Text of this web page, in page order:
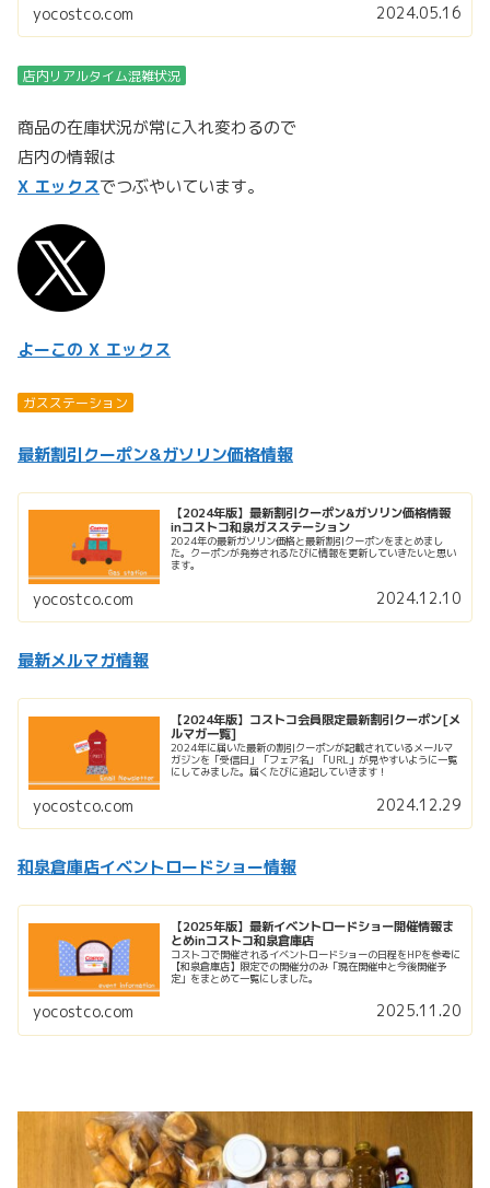
yocostco.com 2024.05.16
店内リアルタイム混雑状況
商品の在庫状況が常に入れ変わるので
店内の情報は
X エックスでつぶやいています。
よーこの X エックス
ガスステーション
最新割引クーポン&ガソリン価格情報
【2024年版】最新割引クーポン&ガソリン価格情報
inコストコ和泉ガスステーション
2024年の最新ガソリン価格と最新割引クーポンをまとめまし
た。クーポンが発券されるたびに情報を更新していきたいと思い
ます。
yocostco.com 2024.12.10
最新メルマガ情報
【2024年版】コストコ会員限定最新割引クーポン[メ
ルマガ一覧]
2024年に届いた最新の割引クーポンが記載されているメールマ
ガジンを「受信日」「フェア名」「URL」が見やすいように一覧
にしてみました。届くたびに追記していきます！
yocostco.com 2024.12.29
和泉倉庫店イベントロードショー情報
【2025年版】最新イベントロードショー開催情報ま
とめinコストコ和泉倉庫店
コストコで開催されるイベントロードショーの日程をHPを参考に
【和泉倉庫店】限定での開催分のみ「現在開催中と今後開催予
定」をまとめて一覧にしました。
yocostco.com 2025.11.20